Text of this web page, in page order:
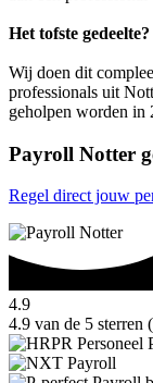
Het tofste gedeelte?
Wij doen dit
professionals uit
geholpen worden in
Payroll Notter
Regel direct jouw
4.9
4.9 van de 5 sterren